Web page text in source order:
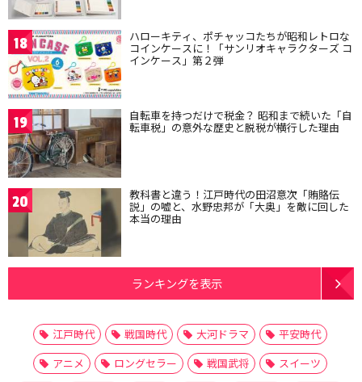
18 ハローキティ、ポチャッコたちが昭和レトロな
コインケースに！「サンリオキャラクターズ コ
インケース」第２弾
19 自転車を持つだけで税金？ 昭和まで続いた「自
転車税」の意外な歴史と脱税が横行した理由
20 教科書と違う！江戸時代の田沼意次「賄賂伝
説」の嘘と、水野忠邦が「大奥」を敵に回した
本当の理由
ランキングを表示
江戸時代 戦国時代 大河ドラマ
平安時代
アニメ
ロングセラー 戦国武将
スイーツ